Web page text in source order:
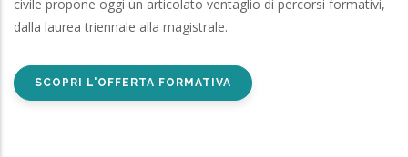
civile propone oggi un articolato ventaglio di percorsi formativi,
dalla laurea triennale alla magistrale.
SCOPRI L'OFFERTA FORMATIVA